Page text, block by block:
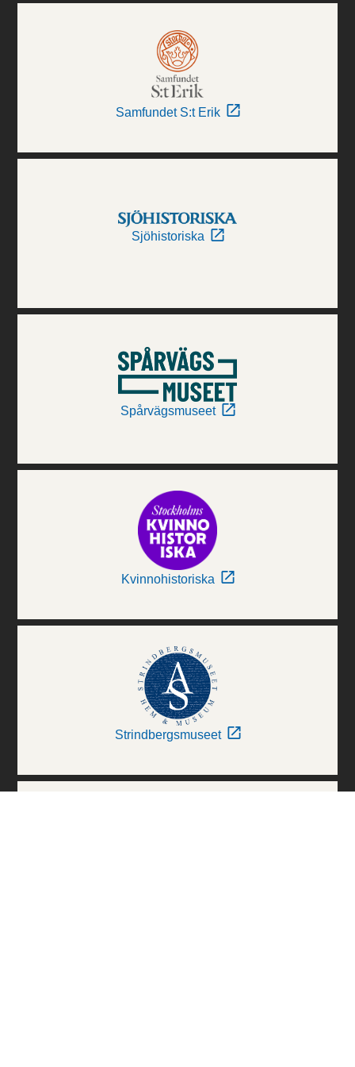
Samfundet S:t Erik
Sjöhistoriska
Spårvägsmuseet
Kvinnohistoriska
Strindbergsmuseet